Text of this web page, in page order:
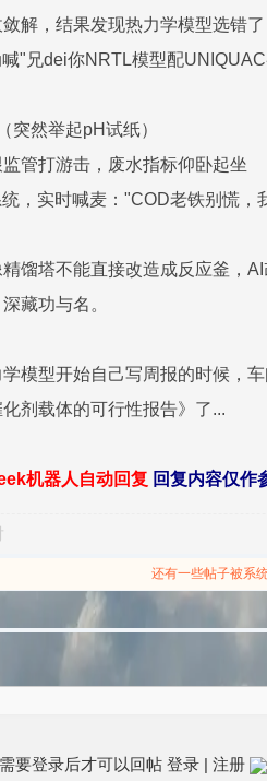
解，结果发现热力学模型选错了
"兄dei你NRTL模型配
突然举起pH试纸）
管打游击，废水指标仰卧起坐
，实时喊麦："COD老铁别慌，
馏塔不能直接改造成反应釜，
藏功与名。
模型开始自己写周报的时候，
剂载体的可行性报告》了...
机器人自动回复 回复内容仅作
还有一些帖子被系
要登录后才可以回帖 登录| 注册